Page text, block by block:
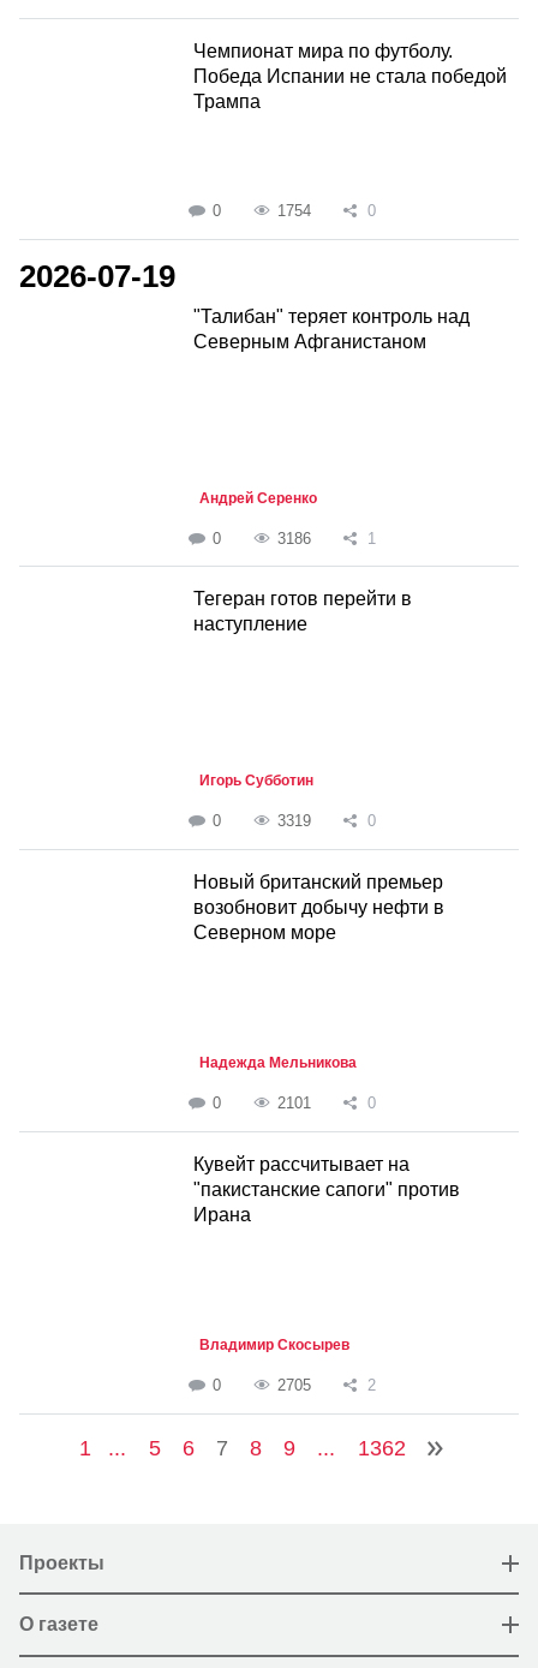
Чемпионат мира по футболу.
Победа Испании не стала победой
Трампа
0 1754 0
2026-07-19
"Талибан" теряет контроль над
Северным Афганистаном
Андрей Серенко
0 3186 1
Тегеран готов перейти в
наступление
Игорь Субботин
0 3319 0
Новый британский премьер
возобновит добычу нефти в
Северном море
Надежда Мельникова
0 2101 0
Кувейт рассчитывает на
"пакистанские сапоги" против
Ирана
Владимир Скосырев
0 2705 2
1 ... 5 6 7 8 9 ... 1362
Проекты
О газете